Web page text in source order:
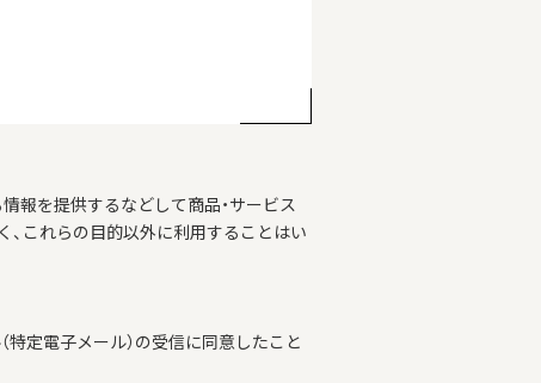
報を提供するなどして商品・サービス
、これらの目的以外に利用することはい
定電子メール）の受信に同意したこと